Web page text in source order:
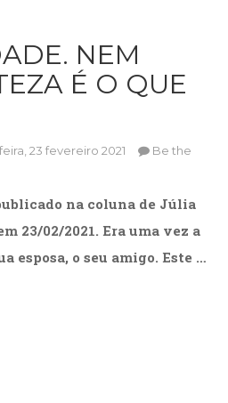
NEM
É O QUE
23 fevereiro 2021
Be the
na coluna de Júlia
23/02/2021. Era uma vez a
esposa, o seu amigo. Este …